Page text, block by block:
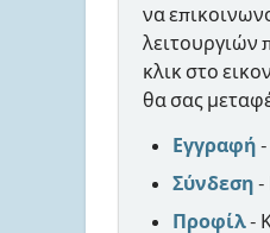
να
λειτουργιών
κλικ στο
θα σας
Εγγραφή
Σύνδεση -
Προφίλ-